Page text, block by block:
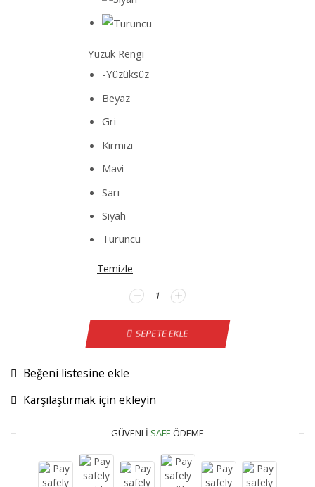
Yüzük Rengi
-Yüzüksüz
Beyaz
Gri
Kırmızı
Mavi
Sarı
Siyah
Turuncu
Temizle
Toyota
Verso
Direksiyon
Kılıfı
adet
SEPETE EKLE
Beğeni listesine ekle
Karşılaştırmak için ekleyin
GÜVENLI SAFE ÖDEME